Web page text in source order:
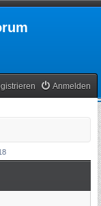
Anmelden